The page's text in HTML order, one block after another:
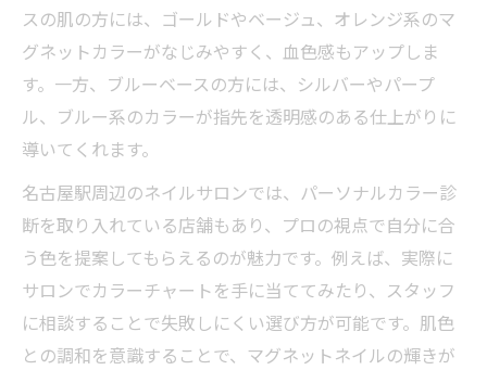
スの肌の方には、ゴールドやベージュ、オレンジ系のマ
グネットカラーがなじみやすく、血色感もアップしま
す。一方、ブルーベースの方には、シルバーやパープ
ル、ブルー系のカラーが指先を透明感のある仕上がりに
導いてくれます。
名古屋駅周辺のネイルサロンでは、パーソナルカラー診
断を取り入れている店舗もあり、プロの視点で自分に合
う色を提案してもらえるのが魅力です。例えば、実際に
サロンでカラーチャートを手に当ててみたり、スタッフ
に相談することで失敗しにくい選び方が可能です。肌色
との調和を意識することで、マグネットネイルの輝きが